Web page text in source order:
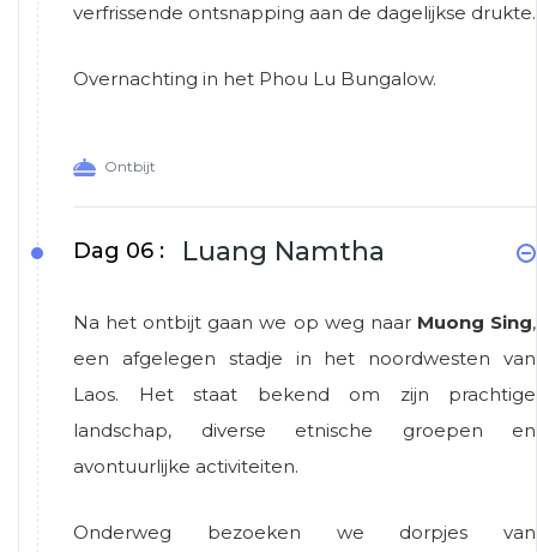
verfrissende ontsnapping aan de dagelijkse drukte.
Overnachting in het Phou Lu Bungalow.
Ontbijt
Dag 06 : Luang Namtha
Na het ontbijt gaan we op weg naar Muong Sing,
een afgelegen stadje in het noordwesten van
Laos. Het staat bekend om zijn prachtige
landschap, diverse etnische groepen en
avontuurlijke activiteiten.
Onderweg bezoeken we dorpjes van